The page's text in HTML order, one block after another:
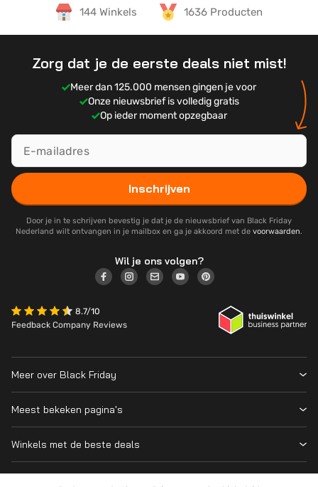
144 Winkels 1636 Producten
Zorg dat je de eerste deals niet mist!
Meer dan 125.000 mensen gingen je voor
Onze nieuwsbrief is volledig gratis
Op ieder moment opzegbaar
Inschrijven
Door je in te schrijven bevestig je dat je de nieuwsbrief van Black Friday
Nederland wilt ontvangen in je mailbox en ga je akkoord met de voorwaarden.
Wil je ons volgen?
8.7/10
Feedback Company Reviews
Meer over Black Friday
Wanneer is Black Friday?
Cyber Monday 2026
Over ons
Meest bekeken pagina's
Prijsvergelijker
Winkels met de beste deals